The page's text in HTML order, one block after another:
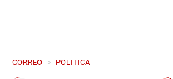
CORREO > POLITICA